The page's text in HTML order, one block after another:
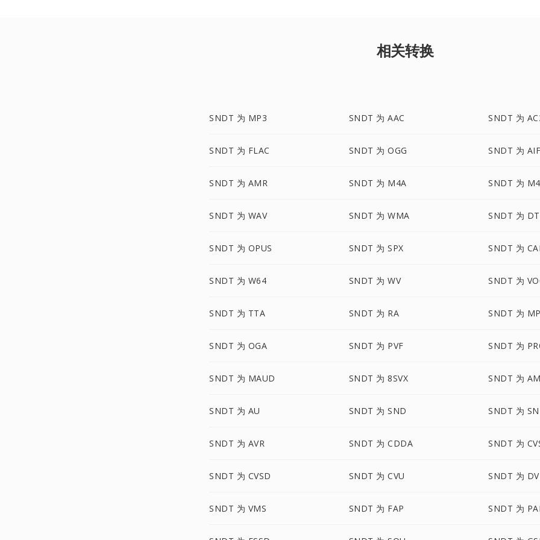
相关转换
SNDT 为 MP3 SNDT 为 AAC SNDT 为
SNDT 为 FLAC SNDT 为 OGG SNDT 为
SNDT 为 AMR SNDT 为 M4A SNDT 为
SNDT 为 WAV SNDT 为 WMA SNDT 为
SNDT 为 OPUS SNDT 为 SPX SNDT 为
SNDT 为 W64 SNDT 为 WV SNDT 为
SNDT 为 TTA SNDT 为 RA SNDT 为
SNDT 为 OGA SNDT 为 PVF SNDT 为
SNDT 为 MAUD SNDT 为 8SVX SNDT 为
SNDT 为 AU SNDT 为 SND SNDT 为
SNDT 为 AVR SNDT 为 CDDA SNDT 为
SNDT 为 CVSD SNDT 为 CVU SNDT 为
SNDT 为 VMS SNDT 为 FAP SNDT 为